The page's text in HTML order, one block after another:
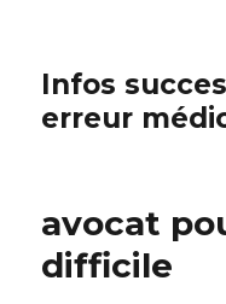
Infos
erreur
avocat
difficile